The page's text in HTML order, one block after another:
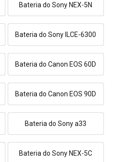
Bateria do Sony NEX-5N
Bateria do Sony ILCE-6300
Bateria do Canon EOS 60D
Bateria do Canon EOS 90D
Bateria do Sony a33
Bateria do Sony NEX-5C